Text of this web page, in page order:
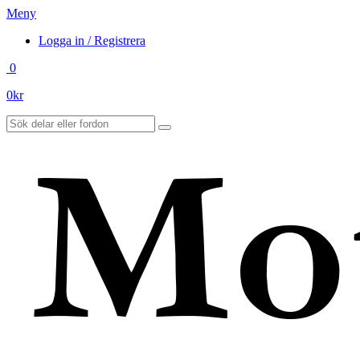
Meny
Logga in / Registrera
0
0kr